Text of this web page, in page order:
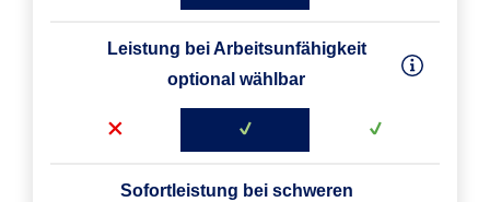
Leistung bei Arbeitsunfähigkeit
optional wählbar
Sofortleistung bei schweren